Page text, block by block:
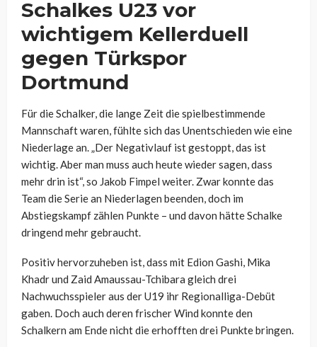
Schalkes U23 vor
wichtigem Kellerduell
gegen Türkspor
Dortmund
Für die Schalker, die lange Zeit die spielbestimmende
Mannschaft waren, fühlte sich das Unentschieden wie eine
Niederlage an. „Der Negativlauf ist gestoppt, das ist
wichtig. Aber man muss auch heute wieder sagen, dass
mehr drin ist“, so Jakob Fimpel weiter. Zwar konnte das
Team die Serie an Niederlagen beenden, doch im
Abstiegskampf zählen Punkte – und davon hätte Schalke
dringend mehr gebraucht.
Positiv hervorzuheben ist, dass mit Edion Gashi, Mika
Khadr und Zaid Amaussau-Tchibara gleich drei
Nachwuchsspieler aus der U19 ihr Regionalliga-Debüt
gaben. Doch auch deren frischer Wind konnte den
Schalkern am Ende nicht die erhofften drei Punkte bringen.